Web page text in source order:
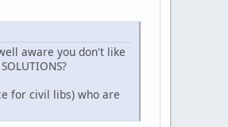
aware you don't like
for civil libs) who are